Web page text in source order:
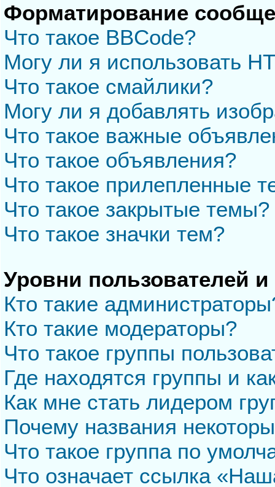
Форматирование
Что такое BBCode?
Могу ли я использовать
Что такое смайлики?
Могу ли я добавлять
Что такое важные
Что такое объявления?
Что такое прилепленные
Что такое закрытые темы?
Что такое значки тем?
Уровни пользователей
Кто такие
Кто такие модераторы?
Что такое группы
Где находятся группы и
Как мне стать лидером
Почему названия
Что такое группа по
Что означает ссылка